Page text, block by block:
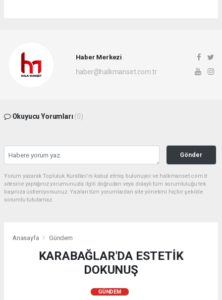
Haber Merkezi
haber@halkmanset.com.tr
Okuyucu Yorumları (0)
Gönder
Yorum yazarak Topluluk Kuralları’nı kabul etmiş bulunuyor ve halkmanset.com.tr
sitesine yaptığınız yorumunuzla ilgili doğrudan veya dolaylı tüm sorumluluğu tek
başınıza üstleniyorsunuz. Yazılan tüm yorumlardan site yönetimi hiçbir şekilde
sorumlu tutulamaz.
Anasayfa Gündem
KARABAĞLAR'DA ESTETİK
DOKUNUŞ
GÜNDEM